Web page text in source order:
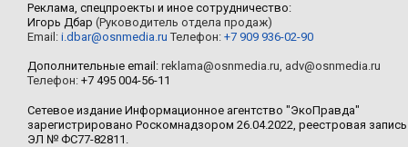
Реклама, спецпроекты и иное сотрудничество:
Игорь Дбар (Руководитель отдела продаж)
Email: i.dbar@osnmedia.ru Телефон: +7 909 936-02-90
Дополнительные email: reklama@osnmedia.ru, adv@osnmedia.ru
Телефон: +7 495 004-56-11
Сетевое издание Информационное агентство "ЭкоПравда"
зарегистрировано Роскомнадзором 26.04.2022, реестровая запись
ЭЛ № ФС77-82811.